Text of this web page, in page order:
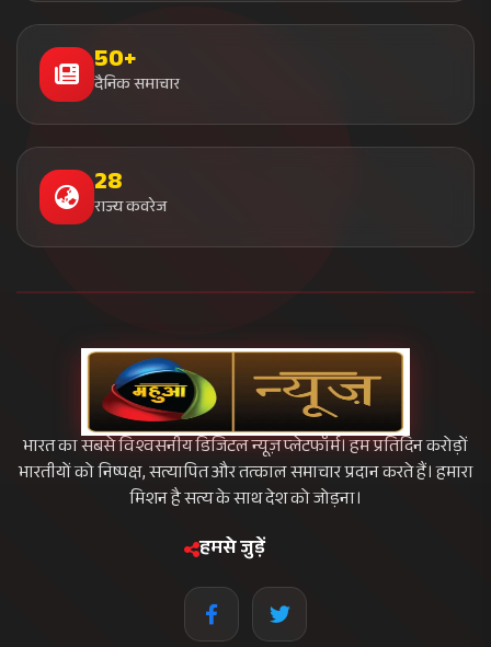
50+
दैनिक समाचार
28
राज्य कवरेज
भारत का सबसे विश्वसनीय डिजिटल न्यूज़ प्लेटफॉर्म। हम प्रतिदिन करोड़ों
भारतीयों को निष्पक्ष, सत्यापित और तत्काल समाचार प्रदान करते हैं। हमारा
मिशन है सत्य के साथ देश को जोड़ना।
हमसे जुड़ें